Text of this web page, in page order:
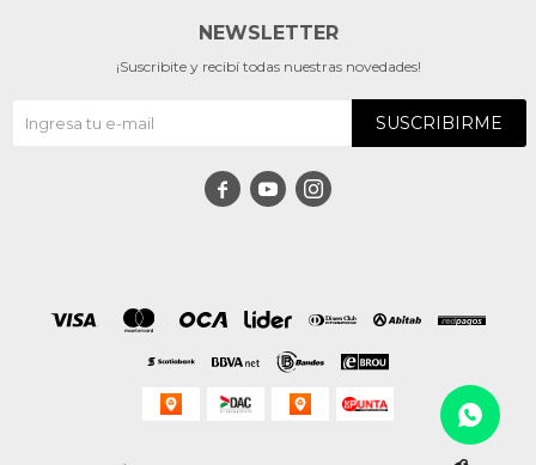
NEWSLETTER
¡Suscribite y recibí todas nuestras novedades!
SUSCRIBIRME
  